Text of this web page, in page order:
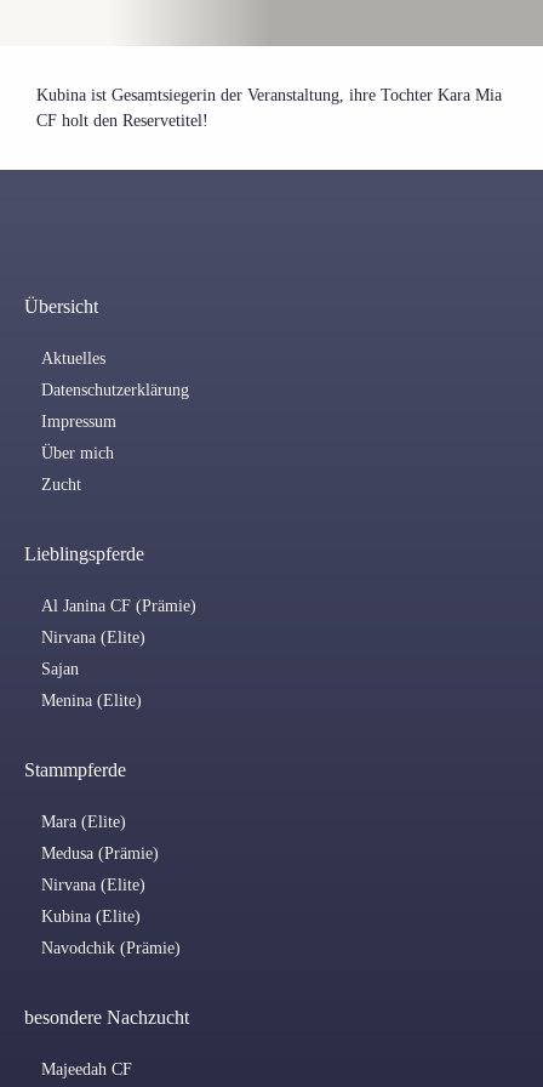
Kubina ist Gesamtsiegerin der Veranstaltung, ihre Tochter Kara Mia
CF holt den Reservetitel!
Übersicht
Aktuelles
Datenschutzerklärung
Impressum
Über mich
Zucht
Lieblingspferde
Al Janina CF (Prämie)
Nirvana (Elite)
Sajan
Menina (Elite)
Stammpferde
Mara (Elite)
Medusa (Prämie)
Nirvana (Elite)
Kubina (Elite)
Navodchik (Prämie)
besondere Nachzucht
Majeedah CF